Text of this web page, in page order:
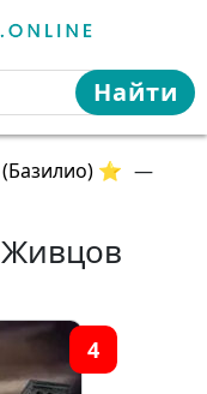
Найти
⭐ —
4